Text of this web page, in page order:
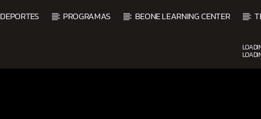
DEPORTES PROGRAMAS BEONE LEARNING CENTER